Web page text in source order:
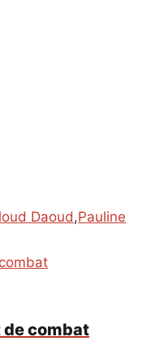
Daoud,Pauline
de combat